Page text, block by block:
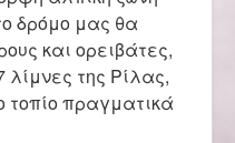
δρόμο μας θα
και ορειβάτες,
λίμνες της Ρίλας,
τοπίο πραγματικά